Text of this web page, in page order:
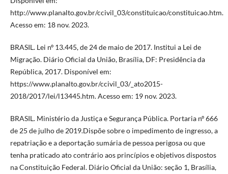
http://www.planalto.gov.br/ccivil_03/constituicao/constituicao.htm.
Acesso em: 18 nov. 2023.
BRASIL. Lei nº 13.445, de 24 de maio de 2017. Institui a Lei de
Migração. Diário Oficial da União, Brasília, DF: Presidência da
República, 2017. Disponível em:
https://www.planalto.gov.br/ccivil_03/_ato2015-
2018/2017/lei/l13445.htm. Acesso em: 19 nov. 2023.
BRASIL. Ministério da Justiça e Segurança Pública. Portaria nº 666
de 25 de julho de 2019.Dispõe sobre o impedimento de ingresso, a
repatriação e a deportação sumária de pessoa perigosa ou que
tenha praticado ato contrário aos princípios e objetivos dispostos
na Constituição Federal. Diário Oficial da União: seção 1, Brasília,